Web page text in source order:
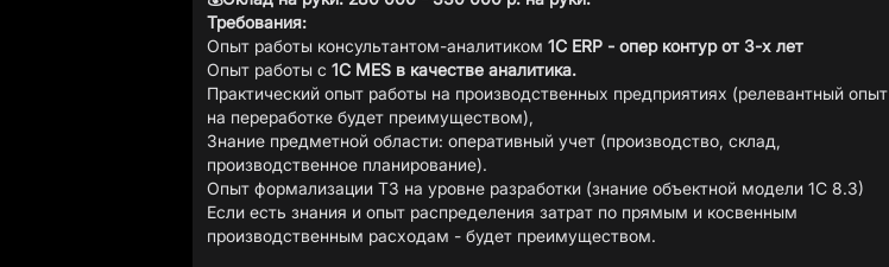
Требования:
Опыт работы консультантом-аналитиком 1С ERP - опер контур от 3-х лет
Опыт работы с 1С MES в качестве аналитика.
Практический опыт работы на производственных предприятиях (релевантный опыт
на переработке будет преимуществом),
Знание предметной области: оперативный учет (производство, склад,
производственное планирование).
Опыт формализации ТЗ на уровне разработки (знание объектной модели 1С 8.3)
Если есть знания и опыт распределения затрат по прямым и косвенным
производственным расходам - будет преимуществом.